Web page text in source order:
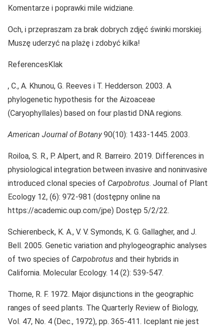
Komentarze i poprawki mile widziane.
Och, i przepraszam za brak dobrych zdjęć świnki morskiej.
Muszę uderzyć na plażę i zdobyć kilka!
ReferencesKlak
, C., A. Khunou, G. Reeves i T. Hedderson. 2003. A
phylogenetic hypothesis for the Aizoaceae
(Caryophyllales) based on four plastid DNA regions.
American Journal of Botany90(10): 1433-1445. 2003.
Roiloa, S. R., P. Alpert, and R. Barreiro. 2019. Differences in
physiological integration between invasive and noninvasive
introduced clonal species of Carpobrotus. Journal of Plant
Ecology 12, (6): 972-981 (dostępny online na
https://academic.oup.com/jpe) Dostęp 5/2/22.
Schierenbeck, K. A., V. V. Symonds, K. G. Gallagher, and J.
Bell. 2005. Genetic variation and phylogeographic analyses
of two species of Carpobrotus and their hybrids in
California. Molecular Ecology. 14 (2): 539-547.
Thorne, R. F. 1972. Major disjunctions in the geographic
ranges of seed plants. The Quarterly Review of Biology,
Vol. 47, No. 4 (Dec., 1972), pp. 365-411. Iceplant nie jest